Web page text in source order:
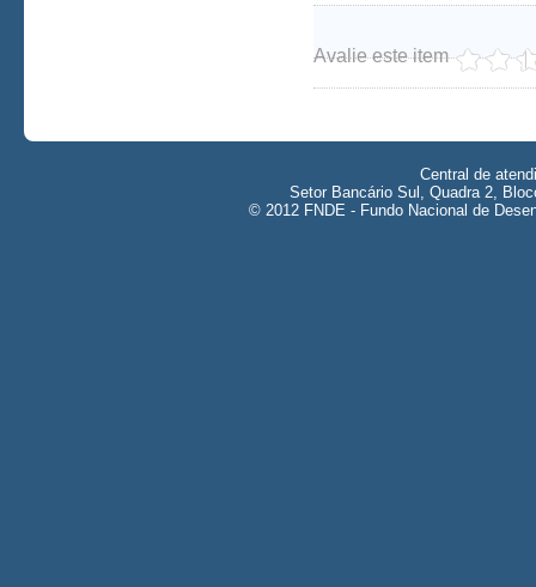
Avalie este item
Central de
Setor Bancário Sul, Quadra 2,
© 2012 FNDE - Fundo Nacional de